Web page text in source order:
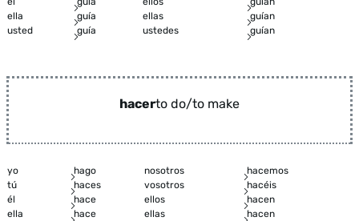
ella
guía ellas
guían
usted
guía ustedes guían
hacerto do/to make
yo hago nosotros
hacemos
tú
haces vosotros
hacéis
él
hace ellos
hacen
ella
hace ellas
hacen